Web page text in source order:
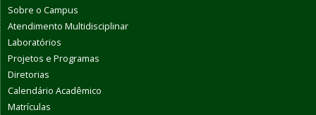
Sobre o Campus
Atendimento Multidisciplinar
Laboratórios
Projetos e Programas
Diretorias
Calendário Acadêmico
Matrículas